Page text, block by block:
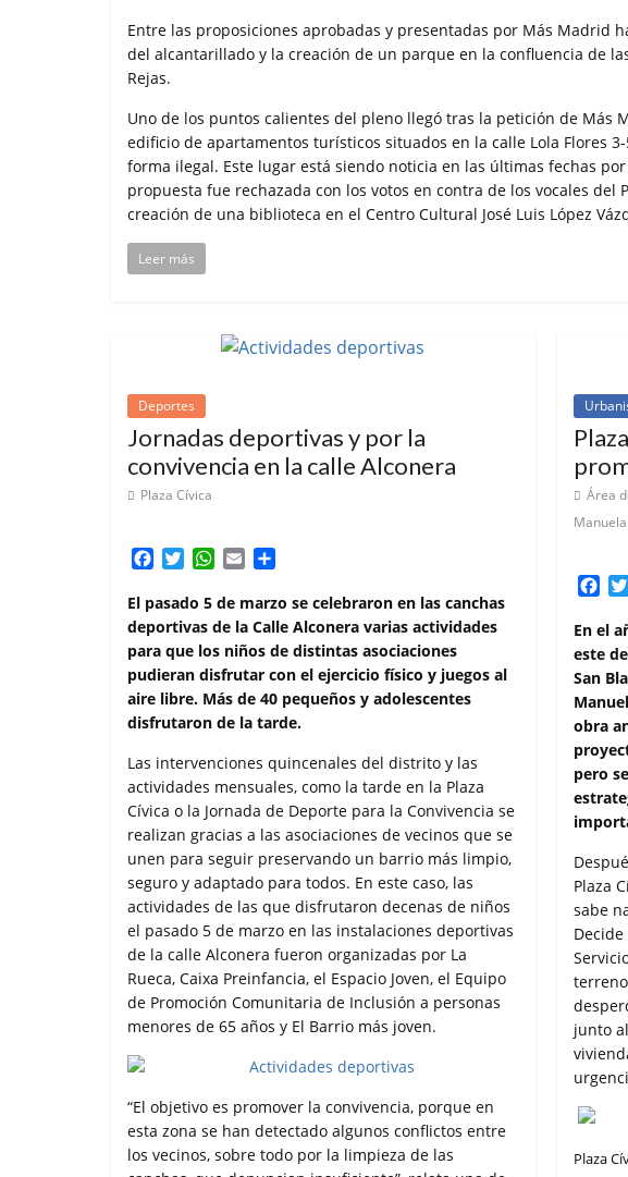
Entre las proposiciones aprobadas y presentadas por Más Madrid
del alcantarillado y la creación de un parque en la confluencia de
Rejas.
Uno de los puntos calientes del pleno llegó tras la petición de
edificio de apartamentos turísticos situados en la calle Lola Flores
forma ilegal. Este lugar está siendo noticia en las últimas fechas
propuesta fue rechazada con los votos en contra de los vocales del
creación de una biblioteca en el Centro Cultural José Luis López
Leer más
Deportes
Jornadas deportivas y por la
convivencia en la calle Alconera
Plaza Cívica
c
e
b
o
o
k
i
t
t
e
r
W
a
t
s
A
p
p
a
i
l
m
p
a
r
t
i
r
El pasado 5 de marzo se celebraron en las canchas
deportivas de la Calle Alconera varias actividades
para que los niños de distintas asociaciones
pudieran disfrutar con el ejercicio físico y juegos al
aire libre. Más de 40 pequeños y adolescentes
disfrutaron de la tarde.
Las intervenciones quincenales del distrito y las
actividades mensuales, como la tarde en la Plaza
Cívica o la Jornada de Deporte para la Convivencia se
realizan gracias a las asociaciones de vecinos que se
unen para seguir preservando un barrio más limpio,
seguro y adaptado para todos. En este caso, las
actividades de las que disfrutaron decenas de niños
el pasado 5 de marzo en las instalaciones deportivas
de la calle Alconera fueron organizadas por La
Rueca, Caixa Preinfancia, el Espacio Joven, el Equipo
de Promoción Comunitaria de Inclusión a personas
menores de 65 años y El Barrio más joven.
“El objetivo es promover la convivencia, porque en
esta zona se han detectado algunos conflictos entre
los vecinos, sobre todo por la limpieza de las
Área
c
e
b
o
o
k
En el
este
San
obra
pero
Plaza
sabe
junto
Plaza